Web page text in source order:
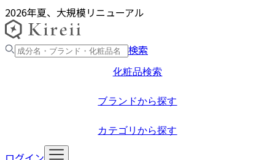
2026年夏、大規模リニューアル
検索
化粧品検索
ブランドから探す
カテゴリから探す